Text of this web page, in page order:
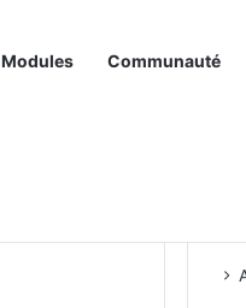
Modules Communauté